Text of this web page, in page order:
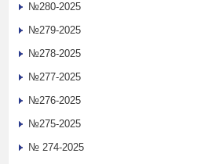
№280-2025
№279-2025
№278-2025
№277-2025
№276-2025
№275-2025
№ 274-2025